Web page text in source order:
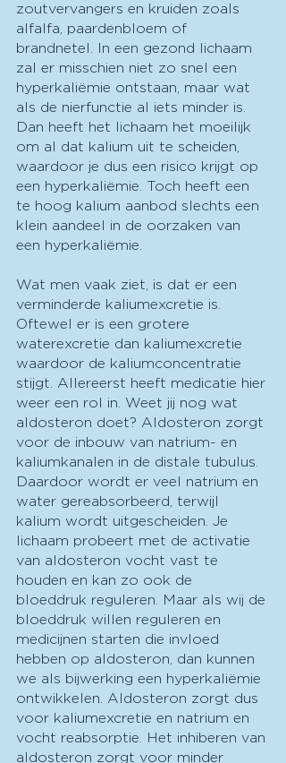
zoutvervangers en kruiden zoals
alfalfa, paardenbloem of
brandnetel. In een gezond lichaam
zal er misschien niet zo snel een
hyperkaliëmie ontstaan, maar wat
als de nierfunctie al iets minder is.
Dan heeft het lichaam het moeilijk
om al dat kalium uit te scheiden,
waardoor je dus een risico krijgt op
een hyperkaliëmie. Toch heeft een
te hoog kalium aanbod slechts een
klein aandeel in de oorzaken van
een hyperkaliëmie.
Wat men vaak ziet, is dat er een
verminderde kaliumexcretie is.
Oftewel er is een grotere
waterexcretie dan kaliumexcretie
waardoor de kaliumconcentratie
stijgt. Allereerst heeft medicatie hier
weer een rol in. Weet jij nog wat
aldosteron doet? Aldosteron zorgt
voor de inbouw van natrium- en
kaliumkanalen in de distale tubulus.
Daardoor wordt er veel natrium en
water gereabsorbeerd, terwijl
kalium wordt uitgescheiden. Je
lichaam probeert met de activatie
van aldosteron vocht vast te
houden en kan zo ook de
bloeddruk reguleren. Maar als wij de
bloeddruk willen reguleren en
medicijnen starten die invloed
hebben op aldosteron, dan kunnen
we als bijwerking een hyperkaliëmie
ontwikkelen. Aldosteron zorgt dus
voor kaliumexcretie en natrium en
vocht reabsorptie. Het inhiberen van
aldosteron zorgt voor minder